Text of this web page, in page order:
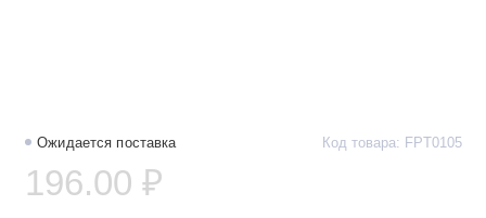
Ожидается поставка Код товара: FPT0105
196.00 ₽